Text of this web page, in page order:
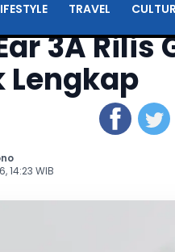
TRAVEL
3A Rilis
Lengkap
14:23 WIB